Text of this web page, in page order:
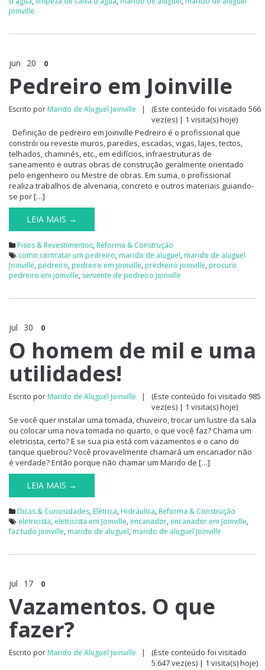
Joinville
jun 20 0
Pedreiro em Joinville
Escrito por Marido de Aluguel Joinville |
(Este conteúdo foi visitado 566
vez(es) | 1 visita(s) hoje)
Definição de pedreiro em Joinville Pedreiro é o profissional que
constrói ou reveste muros, paredes, escadas, vigas, lajes, tectos,
telhados, chaminés, etc., em edifícios, infraestruturas de
saneamento e outras obras de construção geralmente orientado
pelo engenheiro ou Mestre de obras. Em suma, o profissional
realiza trabalhos de alvenaria, concreto e outros materiais guiando-
se por […]
LEIA MAIS →
Pisos & Revestimentos, Reforma & Construção
como contratar um pedreiro, marido de aluguel, marido de aluguel
Joinville, pedreiro, pedreiro em joinville, predreiro joinville, procuro
pedreiro em joinville, servente de pedreiro joinville
jul 30 0
O homem de mil e uma
utilidades!
Escrito por Marido de Aluguel Joinville |
(Este conteúdo foi visitado 985
vez(es) | 1 visita(s) hoje)
Se você quer instalar uma tomada, chuveiro, trocar um lustre da sala
ou colocar uma nova tomada no quarto, o que você faz? Chama um
eletricista, certo? E se sua pia está com vazamentos e o cano do
tanque quebrou? Você provavelmente chamará um encanador não
é verdade? Então porque não chamar um Marido de […]
LEIA MAIS →
Dicas & Curiosidades, Elétrica, Hidráulica, Reforma & Construção
eletricista, eletricista em Joinville, encanador, encanador em Joinville,
faz tudo joinville, marido de aluguel, marido de aluguel Joinville
jul 17 0
Vazamentos. O que
fazer?
Escrito por Marido de Aluguel Joinville |
(Este conteúdo foi visitado
5.647 vez(es) | 1 visita(s) hoje)